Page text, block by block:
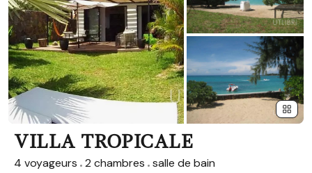
VILLA TROPICALE
4 voyageurs 2 chambres salle de bain